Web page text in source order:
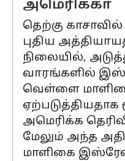
அமெரிக்கா
தெற்கு
புதிய
நிலையில்,
வாரங்களில்
வெள்ளை
ஏற்படுத்தியதாக
அமெரிக்க
மேலும் அந்த
மாளிகை